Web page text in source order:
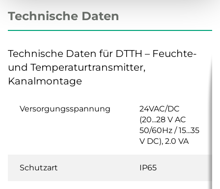
Technische Daten
Technische Daten für DTTH – Feuchte-
und Temperaturtransmitter,
Kanalmontage
Versorgungsspannung
24VAC/DC
(20...28 V AC
50/60Hz / 15...35
V DC), 2.0 VA
Schutzart IP65